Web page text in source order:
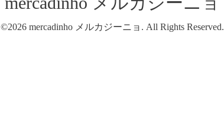
©2026 mercadinho メルカジーニョ . All Rights Reserved.